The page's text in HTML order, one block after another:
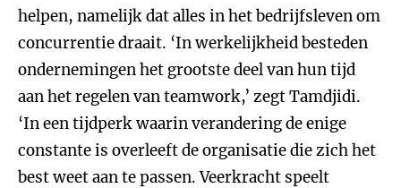
helpen, namelijk dat alles in het bedrijfsleven om
concurrentie draait. ‘In werkelijkheid besteden
ondernemingen het grootste deel van hun tijd
aan het regelen van teamwork,’ zegt Tamdjidi.
‘In een tijdperk waarin verandering de enige
constante is overleeft de organisatie die zich het
best weet aan te passen. Veerkracht speelt